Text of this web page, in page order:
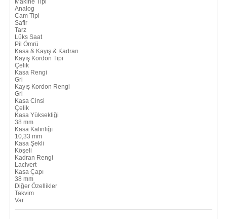
Makine Tipi
Analog
Cam Tipi
Safir
Tarz
Lüks Saat
Pil Ömrü
Kasa & Kayış & Kadran
Kayış Kordon Tipi
Çelik
Kasa Rengi
Gri
Kayış Kordon Rengi
Gri
Kasa Cinsi
Çelik
Kasa Yüksekliği
38 mm
Kasa Kalınlığı
10,33 mm
Kasa Şekli
Köşeli
Kadran Rengi
Lacivert
Kasa Çapı
38 mm
Diğer Özellikler
Takvim
Var